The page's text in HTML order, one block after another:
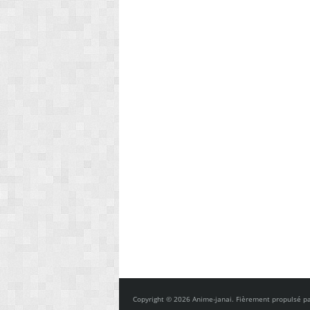
Copyright © 2026 Anime-janai. Fièrement propulsé